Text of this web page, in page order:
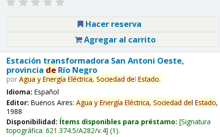
Hacer reserva
Agregar al carrito
Estación transformadora San Antoni Oeste,
provincia deRío Negro
por Agua y Energía Eléctrica, Sociedad del Estado.
Idioma: Español
Editor: Buenos Aires: Agua y Energía Eléctrica, Sociedad del Estado,
1988
Disponibilidad: Ítems disponibles para préstamo: Signatura
topográfica: 621.374.5/A282/v.4 (1).